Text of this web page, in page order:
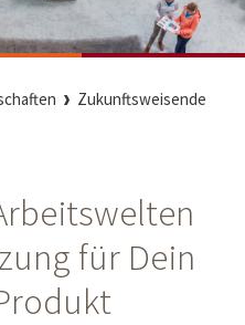
Zukunftsweisende
für Dein